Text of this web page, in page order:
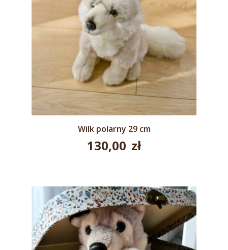
Wilk polarny 29 cm
130,00 zł